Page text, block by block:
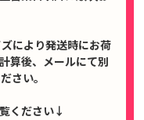
により発送時にお荷
算後、メールにて別
さい。
ください↓